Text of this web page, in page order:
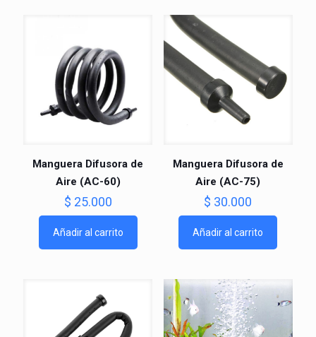
Manguera Difusora de
Aire (AC-60)
$ 25.000
Añadir al carrito
Manguera Difusora de
Aire (AC-75)
$ 30.000
Añadir al carrito